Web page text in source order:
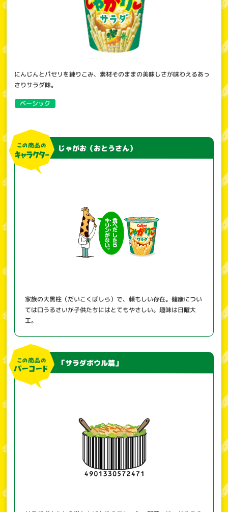
にんじんとパセリを練りこみ、素材そのままの美味しさが味わえるあっ
さりサラダ味。
ベーシック
じゃがお（おとうさん）
家族の大黒柱（だいこくばしら）で、頼もしい存在。健康につい
ては口うるさいが子供たちにはとてもやさしい。趣味は日曜大
工。
「サラダボウル篇」